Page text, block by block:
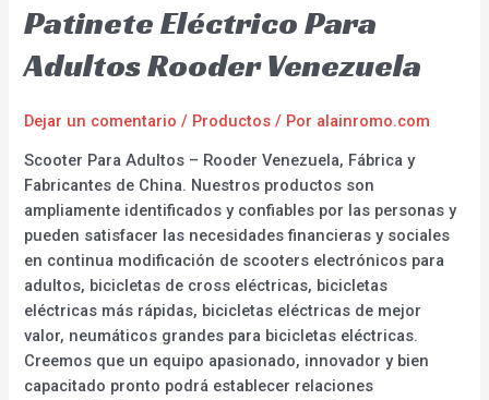
Patinete Eléctrico Para
Adultos Rooder Venezuela
Dejar un comentario / Productos / Por alainromo.com
Scooter Para Adultos – Rooder Venezuela, Fábrica y
Fabricantes de China. Nuestros productos son
ampliamente identificados y confiables por las personas y
pueden satisfacer las necesidades financieras y sociales
en continua modificación de scooters electrónicos para
adultos, bicicletas de cross eléctricas, bicicletas
eléctricas más rápidas, bicicletas eléctricas de mejor
valor, neumáticos grandes para bicicletas eléctricas.
Creemos que un equipo apasionado, innovador y bien
capacitado pronto podrá establecer relaciones